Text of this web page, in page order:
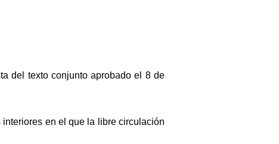
del texto conjunto aprobado el 8 de
en el que la libre circulación